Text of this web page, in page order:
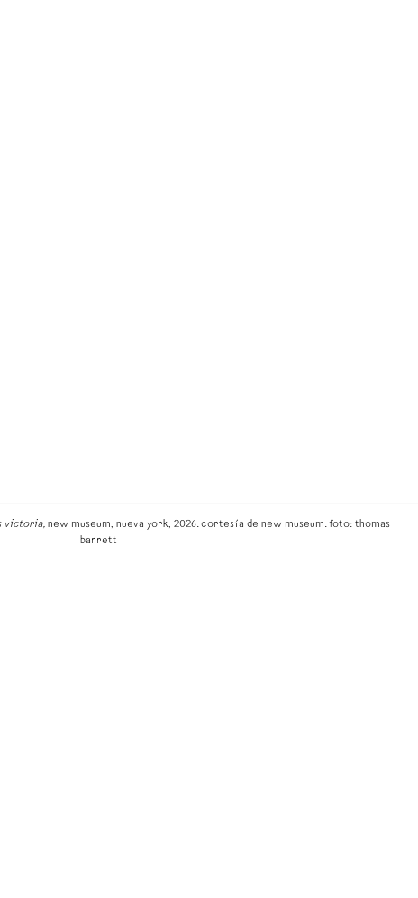
victoria, new museum, nueva york, 2026. cortesía de new museum. foto: thomas
barrett